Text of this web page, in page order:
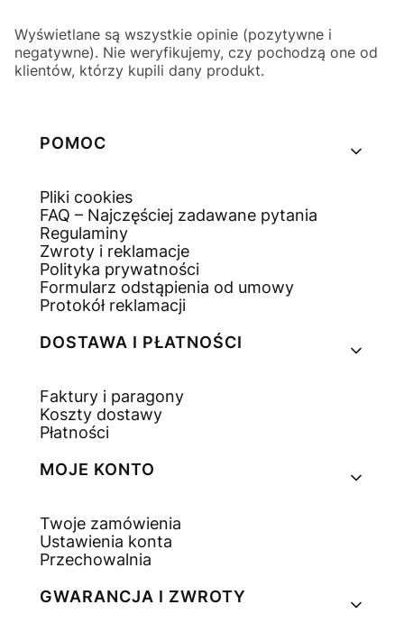
Wyświetlane są wszystkie opinie (pozytywne i
negatywne). Nie weryfikujemy, czy pochodzą one od
klientów, którzy kupili dany produkt.
Linki w stopce
POMOC
Pliki cookies
FAQ – Najczęściej zadawane pytania
Regulaminy
Zwroty i reklamacje
Polityka prywatności
Formularz odstąpienia od umowy
Protokół reklamacji
DOSTAWA I PŁATNOŚCI
Faktury i paragony
Koszty dostawy
Płatności
MOJE KONTO
Twoje zamówienia
Ustawienia konta
Przechowalnia
GWARANCJA I ZWROTY